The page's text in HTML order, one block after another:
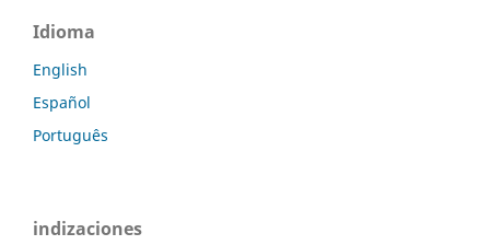
Idioma
English
Español
Português
indizaciones